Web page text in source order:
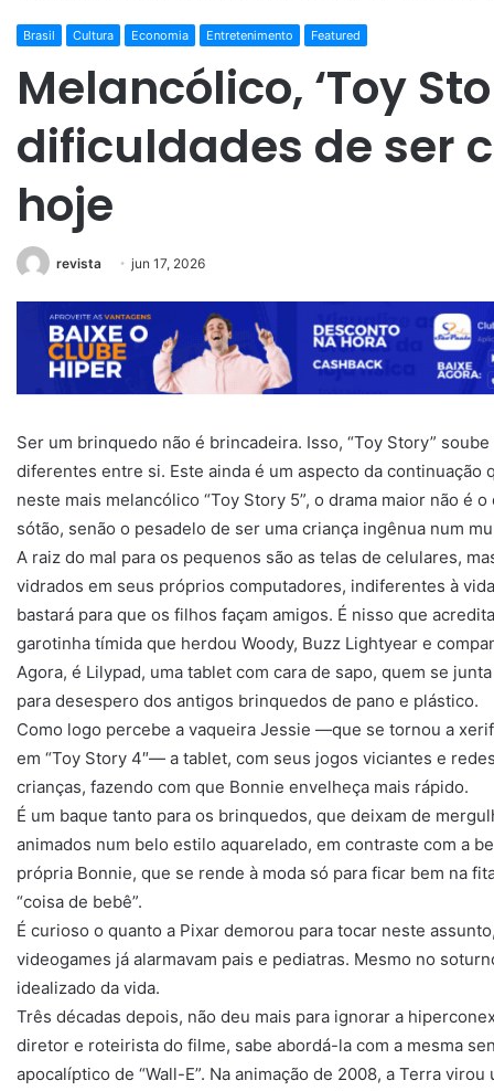
Brasil Cultura Economia Entretenimento Featured
Melancólico, ‘Toy
dificuldades de ser
hoje
revista jun 17, 2026
Ser um brinquedo não é brincadeira. Isso, “Toy Story”
diferentes entre si. Este ainda é um aspecto da continuação
neste mais melancólico “Toy Story 5”, o drama maior não é
sótão, senão o pesadelo de ser uma criança ingênua num
A raiz do mal para os pequenos são as telas de celulares,
vidrados em seus próprios computadores, indiferentes à
bastará para que os filhos façam amigos. É nisso que
garotinha tímida que herdou Woody, Buzz Lightyear e
Agora, é Lilypad, uma tablet com cara de sapo, quem se
para desespero dos antigos brinquedos de pano e plástico.
Como logo percebe a vaqueira Jessie —que se tornou a
em “Toy Story 4″— a tablet, com seus jogos viciantes e
crianças, fazendo com que Bonnie envelheça mais rápido.
É um baque tanto para os brinquedos, que deixam de
animados num belo estilo aquarelado, em contraste com a
própria Bonnie, que se rende à moda só para ficar bem na
“coisa de bebê”.
É curioso o quanto a Pixar demorou para tocar neste
videogames já alarmavam pais e pediatras. Mesmo no
idealizado da vida.
Três décadas depois, não deu mais para ignorar a
diretor e roteirista do filme, sabe abordá-la com a mesma
apocalíptico de “Wall-E”. Na animação de 2008, a Terra